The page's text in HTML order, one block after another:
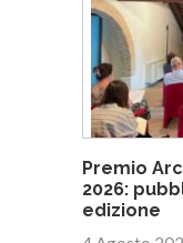
Premio
2026:
edizione